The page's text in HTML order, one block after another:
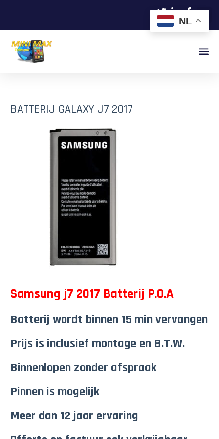
BATTERIJ GALAXY J7 2017
Samsung j7 2017 Batterij P.O.A
Batterij wordt binnen 15 min vervangen
Prijs is inclusief montage en B.T.W.
Binnenlopen zonder afspraak
Pinnen is mogelijk
Meer dan 12 jaar ervaring
NL